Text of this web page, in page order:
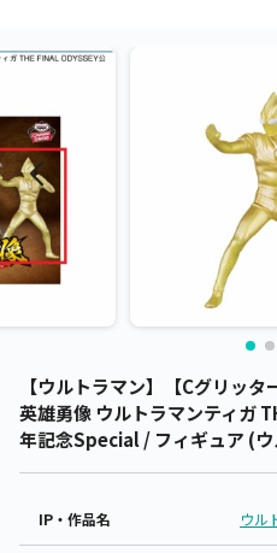
【ウルトラマン】【Cグリッ
英雄勇像 ウルトラマンティガ
年記念Special / フィギュア (
IP・作品名 ウル